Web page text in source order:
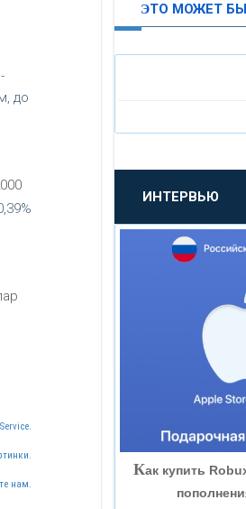
до
нам.
«СМП БАНК»
«БАНК
ЭТО МОЖЕТ
ИНТЕРВЬЮ
Как купить